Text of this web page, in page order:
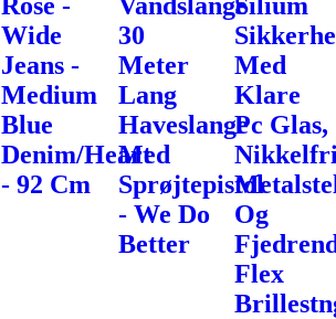
Wide
Jeans -
Medium
Blue
Denim/Heart
- 92 Cm
30
Meter
Lang
Haveslange
Med
Sprøjtepistol
- We Do
Better
Med
Klare
Pc Glas,
Og
Flex